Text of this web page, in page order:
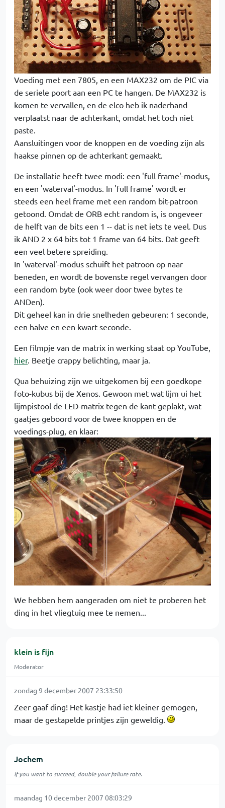
Voeding met een 7805, en een MAX232 om de PIC via
de seriele poort aan een PC te hangen. De MAX232 is
komen te vervallen, en de elco heb ik naderhand
verplaatst naar de achterkant, omdat het toch niet
paste.
Aansluitingen voor de knoppen en de voeding zijn als
haakse pinnen op de achterkant gemaakt.
De installatie heeft twee modi: een 'full frame'-modus,
en een 'waterval'-modus. In 'full frame' wordt er
steeds een heel frame met een random bit-patroon
getoond. Omdat de ORB echt random is, is ongeveer
de helft van de bits een 1 -- dat is net iets te veel. Dus
ik AND 2 x 64 bits tot 1 frame van 64 bits. Dat geeft
een veel betere spreiding.
In 'waterval'-modus schuift het patroon op naar
beneden, en wordt de bovenste regel vervangen door
een random byte (ook weer door twee bytes te
ANDen).
Dit geheel kan in drie snelheden gebeuren: 1 seconde,
een halve en een kwart seconde.
Een filmpje van de matrix in werking staat op YouTube,
hier. Beetje crappy belichting, maar ja.
Qua behuizing zijn we uitgekomen bij een goedkope
foto-kubus bij de Xenos. Gewoon met wat lijm ui het
lijmpistool de LED-matrix tegen de kant geplakt, wat
gaatjes geboord voor de twee knoppen en de
voedings-plug, en klaar:
We hebben hem aangeraden om niet te proberen het
ding in het vliegtuig mee te nemen...
klein is fijn
Moderator
zondag 9 december 2007 23:33:50
Zeer gaaf ding! Het kastje had iet kleiner gemogen,
maar de gestapelde printjes zijn geweldig.
Jochem
If you want to succeed, double your failure rate.
maandag 10 december 2007 08:03:29